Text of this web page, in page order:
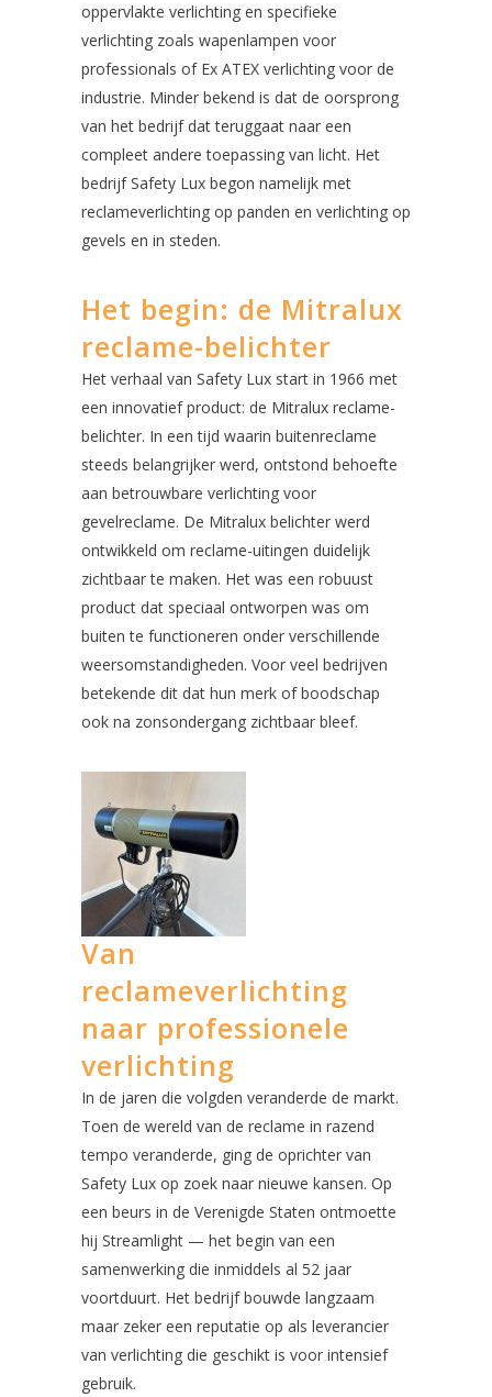
oppervlakte verlichting en specifieke
verlichting zoals wapenlampen voor
professionals of Ex ATEX verlichting voor de
industrie. Minder bekend is dat de oorsprong
van het bedrijf dat teruggaat naar een
compleet andere toepassing van licht. Het
bedrijf Safety Lux begon namelijk met
reclameverlichting op panden en verlichting op
gevels en in steden.
Het begin: de Mitralux
reclame-belichter
Het verhaal van Safety Lux start in 1966 met
een innovatief product: de Mitralux reclame-
belichter. In een tijd waarin buitenreclame
steeds belangrijker werd, ontstond behoefte
aan betrouwbare verlichting voor
gevelreclame. De Mitralux belichter werd
ontwikkeld om reclame-uitingen duidelijk
zichtbaar te maken. Het was een robuust
product dat speciaal ontworpen was om
buiten te functioneren onder verschillende
weersomstandigheden. Voor veel bedrijven
betekende dit dat hun merk of boodschap
ook na zonsondergang zichtbaar bleef.
Van
reclameverlichting
naar professionele
verlichting
In de jaren die volgden veranderde de markt.
Toen de wereld van de reclame in razend
tempo veranderde, ging de oprichter van
Safety Lux op zoek naar nieuwe kansen. Op
een beurs in de Verenigde Staten ontmoette
hij Streamlight — het begin van een
samenwerking die inmiddels al 52 jaar
voortduurt. Het bedrijf bouwde langzaam
maar zeker een reputatie op als leverancier
van verlichting die geschikt is voor intensief
gebruik.